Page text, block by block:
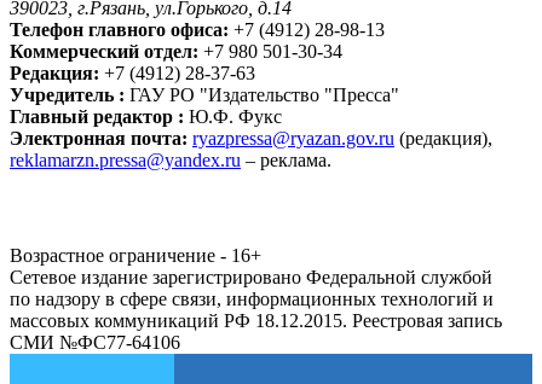
390023, г.Рязань, ул.Горького, д.14
Телефон главного офиса: +7 (4912) 28-98-13
Коммерческий отдел: +7 980 501-30-34
Редакция: +7 (4912) 28-37-63
Учредитель : ГАУ РО "Издательство "Пресса"
Главный редактор : Ю.Ф. Фукс
Электронная почта: ryazpressa@ryazan.gov.ru (редакция),
reklamarzn.pressa@yandex.ru – реклама.
Возрастное ограничение - 16+
Сетевое издание зарегистрировано Федеральной службой
по надзору в сфере связи, информационных технологий и
массовых коммуникаций РФ 18.12.2015. Реестровая запись
СМИ №ФС77-64106